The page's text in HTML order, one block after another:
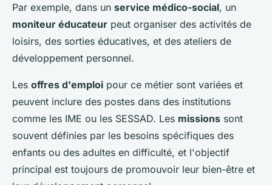
Par exemple, dans un service médico-social, un
moniteur éducateur peut organiser des activités de
loisirs, des sorties éducatives, et des ateliers de
développement personnel.
Les offres d'emploi pour ce métier sont variées et
peuvent inclure des postes dans des institutions
comme les IME ou les SESSAD. Les missions sont
souvent définies par les besoins spécifiques des
enfants ou des adultes en difficulté, et l'objectif
principal est toujours de promouvoir leur bien-être et